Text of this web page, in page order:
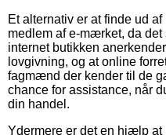
Et alternativ er at finde ud
medlem af e-mærket, da
internet butikken
lovgivning, og at online
fagmænd der kender til de
chance for assistance, når
din handel.
Ydermere er det en hjælp